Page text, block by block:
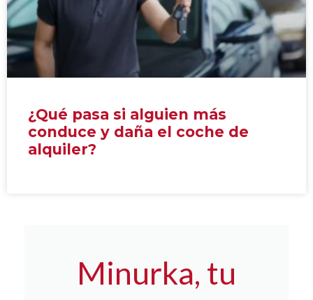
¿Qué pasa si alguien más
conduce y daña el coche de
alquiler?
Minurka, tu